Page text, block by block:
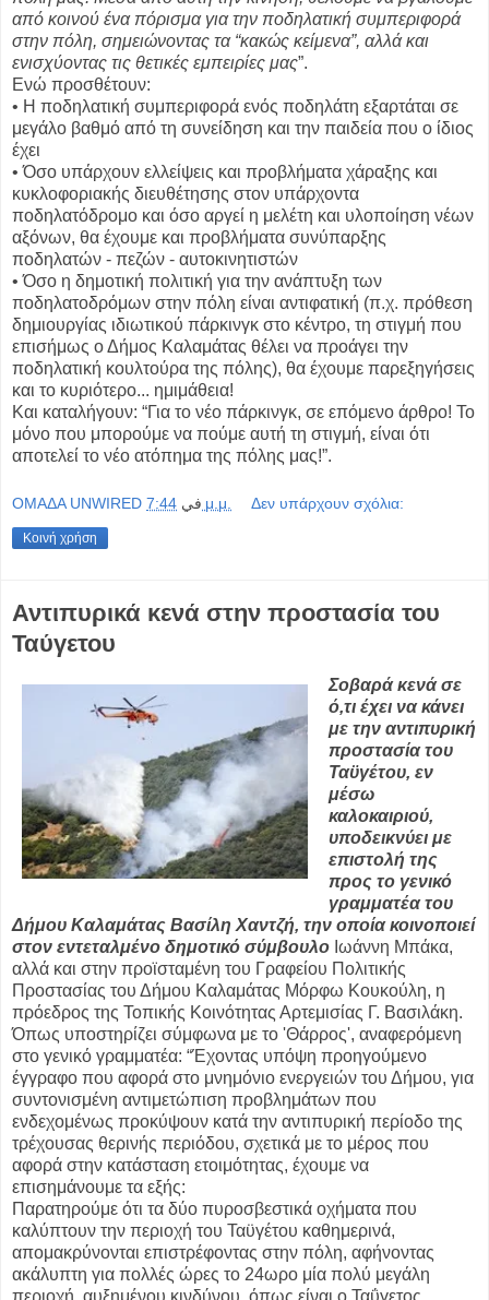
από κοινού ένα πόρισμα για την ποδηλατική συμπεριφορά
στην πόλη, σημειώνοντας τα “κακώς κείμενα”, αλλά και
ενισχύοντας τις θετικές εμπειρίες μας”.
Ενώ προσθέτουν:
• Η ποδηλατική συμπεριφορά ενός ποδηλάτη εξαρτάται σε
μεγάλο βαθμό από τη συνείδηση και την παιδεία που ο ίδιος
έχει
• Όσο υπάρχουν ελλείψεις και προβλήματα χάραξης και
κυκλοφοριακής διευθέτησης στον υπάρχοντα
ποδηλατόδρομο και όσο αργεί η μελέτη και υλοποίηση νέων
αξόνων, θα έχουμε και προβλήματα συνύπαρξης
ποδηλατών - πεζών - αυτοκινητιστών
• Όσο η δημοτική πολιτική για την ανάπτυξη των
ποδηλατοδρόμων στην πόλη είναι αντιφατική (π.χ. πρόθεση
δημιουργίας ιδιωτικού πάρκινγκ στο κέντρο, τη στιγμή που
επισήμως ο Δήμος Καλαμάτας θέλει να προάγει την
ποδηλατική κουλτούρα της πόλης), θα έχουμε παρεξηγήσεις
και το κυριότερο... ημιμάθεια!
Και καταλήγουν: “Για το νέο πάρκινγκ, σε επόμενο άρθρο! Το
μόνο που μπορούμε να πούμε αυτή τη στιγμή, είναι ότι
αποτελεί το νέο ατόπημα της πόλης μας!”.
OMAΔΑ UNWIRED في 7:44 μ.μ. Δεν υπάρχουν σχόλια:
Κοινή χρήση
Αντιπυρικά κενά στην προστασία του
Ταύγετου
Σοβαρά κενά σε
ό,τι έχει να κάνει
με την αντιπυρική
προστασία του
Ταϋγέτου, εν
μέσω
καλοκαιριού,
υποδεικνύει με
επιστολή της
προς το γενικό
γραμματέα του
Δήμου Καλαμάτας Βασίλη Χαντζή, την οποία κοινοποιεί
στον εντεταλμένο δημοτικό σύμβουλο Ιωάννη Μπάκα,
αλλά και στην προϊσταμένη του Γραφείου Πολιτικής
Προστασίας του Δήμου Καλαμάτας Μόρφω Κουκούλη, η
πρόεδρος της Τοπικής Κοινότητας Αρτεμισίας Γ. Βασιλάκη.
Όπως υποστηρίζει σύμφωνα με το 'Θάρρος', αναφερόμενη
στο γενικό γραμματέα: “Έχοντας υπόψη προηγούμενο
έγγραφο που αφορά στο μνημόνιο ενεργειών του Δήμου, για
συντονισμένη αντιμετώπιση προβλημάτων που
ενδεχομένως προκύψουν κατά την αντιπυρική περίοδο της
τρέχουσας θερινής περιόδου, σχετικά με το μέρος που
αφορά στην κατάσταση ετοιμότητας, έχουμε να
επισημάνουμε τα εξής:
Παρατηρούμε ότι τα δύο πυροσβεστικά οχήματα που
καλύπτουν την περιοχή του Ταϋγέτου καθημερινά,
απομακρύνονται επιστρέφοντας στην πόλη, αφήνοντας
ακάλυπτη για πολλές ώρες το 24ωρο μία πολύ μεγάλη